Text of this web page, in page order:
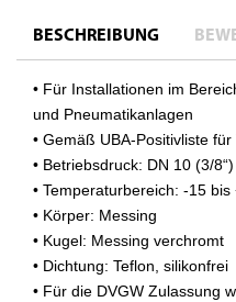
BESCHREIBUNG
• Für Installationen im
und Pneumatikanlagen
• Gemäß UBA-Positivliste
• Betriebsdruck: DN 10 (3/
• Temperaturbereich: -15 bis
• Körper: Messing
• Kugel: Messing verchromt
• Dichtung: Teflon, silikonfrei
• Für die DVGW Zulassung